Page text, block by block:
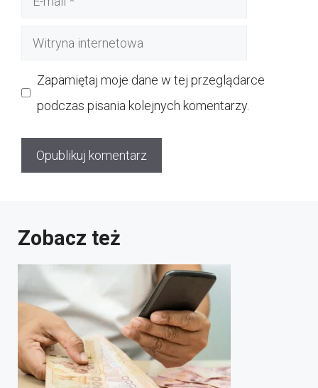
Witryna
Zapamiętaj moje dane w tej przeglądarce
podczas pisania kolejnych komentarzy.
Zobacz też